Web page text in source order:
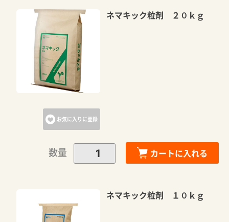
お気に入りに登録
ネマキック粒剤 ２０ｋｇ
数量 カートに入れる
ネマキック粒剤 １０ｋｇ